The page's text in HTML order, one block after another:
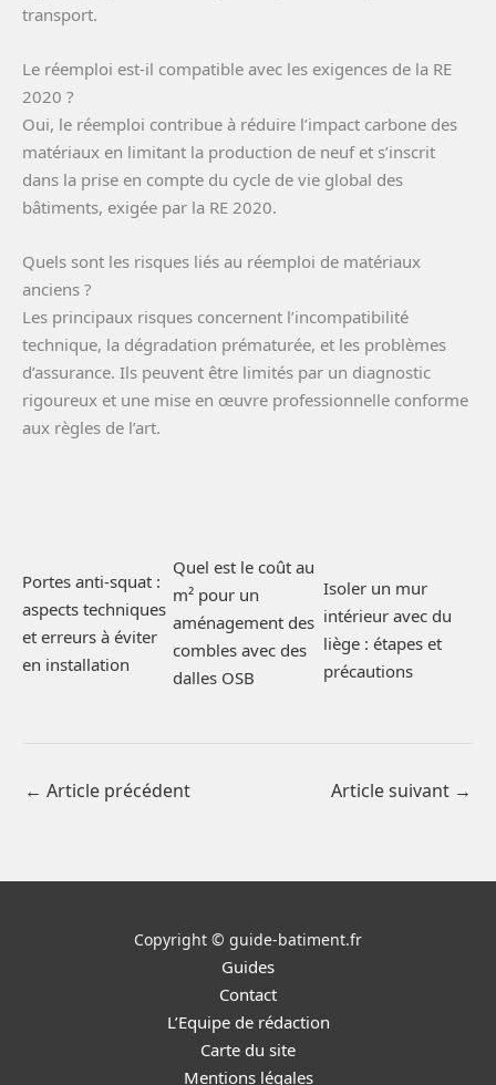
transport.
Le réemploi est-il compatible avec les exigences de la RE
2020 ?
Oui, le réemploi contribue à réduire l’impact carbone des
matériaux en limitant la production de neuf et s’inscrit
dans la prise en compte du cycle de vie global des
bâtiments, exigée par la RE 2020.
Quels sont les risques liés au réemploi de matériaux
anciens ?
Les principaux risques concernent l’incompatibilité
technique, la dégradation prématurée, et les problèmes
d’assurance. Ils peuvent être limités par un diagnostic
rigoureux et une mise en œuvre professionnelle conforme
aux règles de l’art.
Portes anti-squat :
aspects techniques
et erreurs à éviter
en installation
Quel est le coût au
m² pour un
aménagement des
combles avec des
dalles OSB
Isoler un mur
intérieur avec du
liège : étapes et
précautions
← Article précédent Article suivant →
Copyright © guide-batiment.fr
Guides
Contact
L’Equipe de rédaction
Carte du site
Mentions légales